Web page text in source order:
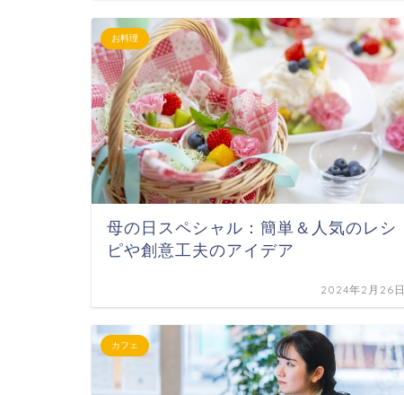
お料理
母の日スペシャル：簡単＆人気のレシ
ピや創意工夫のアイデア
2024年2月26日
カフェ